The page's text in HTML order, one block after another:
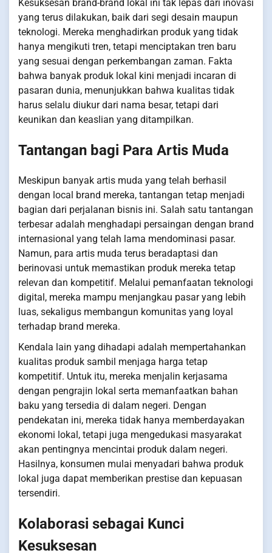
Kesuksesan brand-brand lokal ini tak lepas dari inovasi
yang terus dilakukan, baik dari segi desain maupun
teknologi. Mereka menghadirkan produk yang tidak
hanya mengikuti tren, tetapi menciptakan tren baru
yang sesuai dengan perkembangan zaman. Fakta
bahwa banyak produk lokal kini menjadi incaran di
pasaran dunia, menunjukkan bahwa kualitas tidak
harus selalu diukur dari nama besar, tetapi dari
keunikan dan keaslian yang ditampilkan.
Tantangan bagi Para Artis Muda
Meskipun banyak artis muda yang telah berhasil
dengan local brand mereka, tantangan tetap menjadi
bagian dari perjalanan bisnis ini. Salah satu tantangan
terbesar adalah menghadapi persaingan dengan brand
internasional yang telah lama mendominasi pasar.
Namun, para artis muda terus beradaptasi dan
berinovasi untuk memastikan produk mereka tetap
relevan dan kompetitif. Melalui pemanfaatan teknologi
digital, mereka mampu menjangkau pasar yang lebih
luas, sekaligus membangun komunitas yang loyal
terhadap brand mereka.
Kendala lain yang dihadapi adalah mempertahankan
kualitas produk sambil menjaga harga tetap
kompetitif. Untuk itu, mereka menjalin kerjasama
dengan pengrajin lokal serta memanfaatkan bahan
baku yang tersedia di dalam negeri. Dengan
pendekatan ini, mereka tidak hanya memberdayakan
ekonomi lokal, tetapi juga mengedukasi masyarakat
akan pentingnya mencintai produk dalam negeri.
Hasilnya, konsumen mulai menyadari bahwa produk
lokal juga dapat memberikan prestise dan kepuasan
tersendiri.
Kolaborasi sebagai Kunci
Kesuksesan